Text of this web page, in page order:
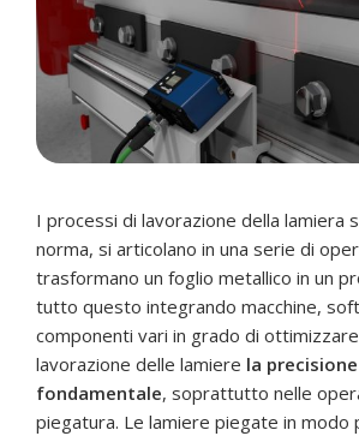
I processi di lavorazione della lamiera
norma, si articolano in una serie di
trasformano un foglio metallico in un
tutto questo integrando macchine,
componenti vari in grado di
lavorazione delle lamiere la
fondamentale, soprattutto nelle
piegatura. Le lamiere piegate in